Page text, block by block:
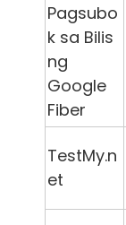
Pagsubo
k sa Bilis
ng
Google
Fiber
TestMy.n
et